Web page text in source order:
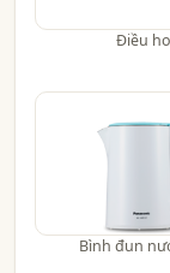
Điều
Bình đun